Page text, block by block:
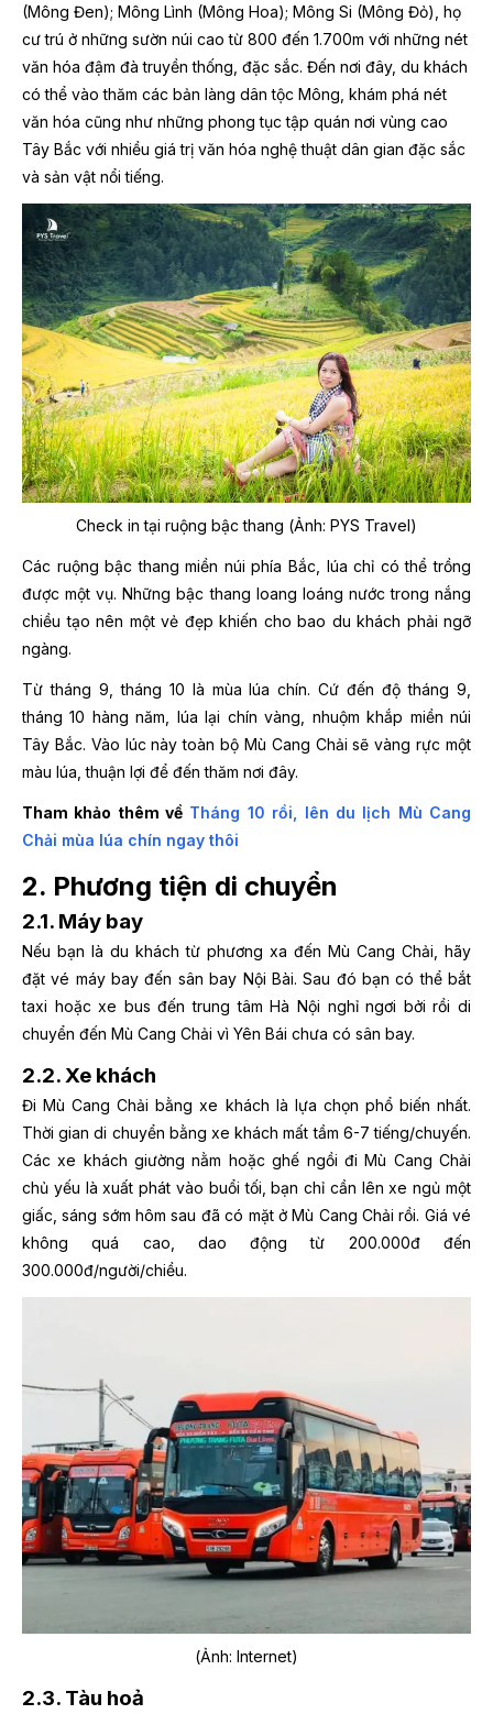
(Mông Đen); Mông Lình (Mông Hoa); Mông Si (Mông Đỏ), họ
cư trú ở những sườn núi cao từ 800 đến 1.700m với những nét
văn hóa đậm đà truyền thống, đặc sắc. Đến nơi đây, du khách
có thể vào thăm các bản làng dân tộc Mông, khám phá nét
văn hóa cũng như những phong tục tập quán nơi vùng cao
Tây Bắc với nhiều giá trị văn hóa nghệ thuật dân gian đặc sắc
và sản vật nổi tiếng.
Check in tại ruộng bậc thang (Ảnh: PYS Travel)
Các ruộng bậc thang miền núi phía Bắc, lúa chỉ có thể trồng
được một vụ. Những bậc thang loang loáng nước trong nắng
chiều tạo nên một vẻ đẹp khiến cho bao du khách phải ngỡ
ngàng.
Từ tháng 9, tháng 10 là mùa lúa chín. Cứ đến độ tháng 9,
tháng 10 hàng năm, lúa lại chín vàng, nhuộm khắp miền núi
Tây Bắc. Vào lúc này toàn bộ Mù Cang Chải sẽ vàng rực một
màu lúa, thuận lợi để đến thăm nơi đây.
Tham khảo thêm về Tháng 10 rồi, lên du lịch Mù Cang
Chải mùa lúa chín ngay thôi
2. Phương tiện di chuyển
2.1. Máy bay
Nếu bạn là du khách từ phương xa đến Mù Cang Chải, hãy
đặt vé máy bay đến sân bay Nội Bài. Sau đó bạn có thể bắt
taxi hoặc xe bus đến trung tâm Hà Nội nghỉ ngơi bởi rồi di
chuyển đến Mù Cang Chải vì Yên Bái chưa có sân bay.
2.2. Xe khách
Đi Mù Cang Chải bằng xe khách là lựa chọn phổ biến nhất.
Thời gian di chuyển bằng xe khách mất tầm 6-7 tiếng/chuyến.
Các xe khách giường nằm hoặc ghế ngồi đi Mù Cang Chải
chủ yếu là xuất phát vào buổi tối, bạn chỉ cần lên xe ngủ một
giấc, sáng sớm hôm sau đã có mặt ở Mù Cang Chải rồi. Giá vé
không quá cao, dao động từ 200.000đ đến
300.000đ/người/chiều.
(Ảnh: Internet)
2.3. Tàu hoả